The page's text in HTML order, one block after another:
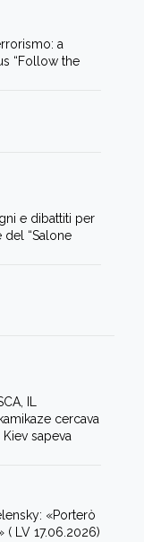
a
“Follow the
e dibattiti per
del “Salone
IL
cercava
sapeva
«Porterò
( LV 17.06.2026)